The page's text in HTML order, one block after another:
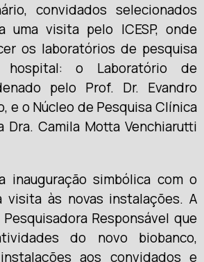
convidados selecionados
uma visita pelo ICESP, onde
os laboratórios de pesquisa
hospital: o Laboratório de
pelo Prof. Dr. Evandro
e o Núcleo de Pesquisa Clínica
Dra. Camila Motta Venchiarutti
inauguração simbólica com o
às novas instalações. A
Responsável que
do novo biobanco,
aos convidados e